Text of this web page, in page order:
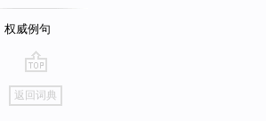
权威例句
go
top
返回词典